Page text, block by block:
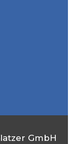
GmbH